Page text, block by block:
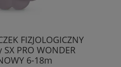
FIZJOLOGICZNY
PRO WONDER
6-18m